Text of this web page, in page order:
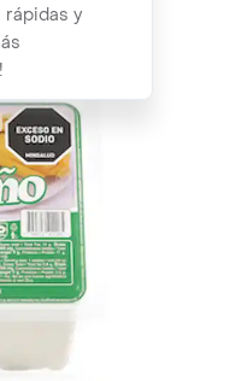
rápidas y